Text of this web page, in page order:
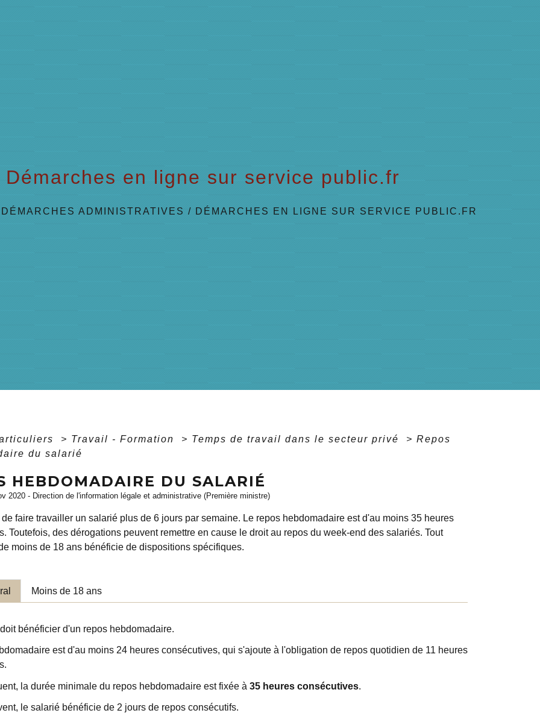
Démarches en ligne sur service public.fr
DÉMARCHES ADMINISTRATIVES / DÉMARCHES EN LIGNE SUR SERVICE PUBLIC.FR
> Travail - Formation > Temps de travail dans le secteur privé > Repos
du salarié
HEBDOMADAIRE DU SALARIÉ
2020 - Direction de l'information légale et administrative (Première ministre)
de faire travailler un salarié plus de 6 jours par semaine. Le repos hebdomadaire est d'au moins 35 heures
Toutefois, des dérogations peuvent remettre en cause le droit au repos du week-end des salariés. Tout
moins de 18 ans bénéficie de dispositions spécifiques.
Moins de 18 ans
bénéficier d'un repos hebdomadaire.
est d'au moins 24 heures consécutives, qui s'ajoute à l'obligation de repos quotidien de 11 heures
la durée minimale du repos hebdomadaire est fixée à 35 heures consécutives.
le salarié bénéficie de 2 jours de repos consécutifs.